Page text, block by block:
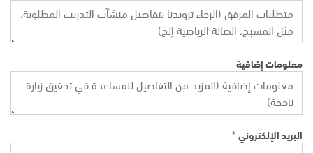
معلومات إضافية
البريد الإلكتروني*